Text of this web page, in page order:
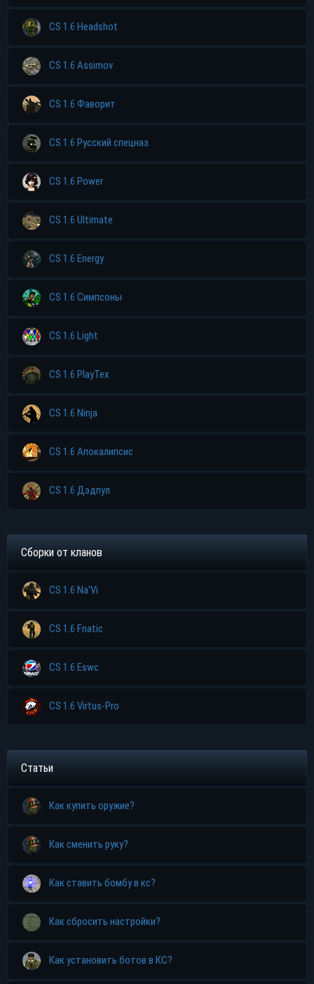
CS 1.6 Headshot
CS 1.6 Assimov
CS 1.6 Фаворит
CS 1.6 Русский спецназ
CS 1.6 Power
CS 1.6 Ultimate
CS 1.6 Energy
CS 1.6 Симпсоны
CS 1.6 Light
CS 1.6 PlayTex
CS 1.6 Ninja
CS 1.6 Апокалипсис
CS 1.6 Дэдпул
Сборки от кланов
CS 1.6 Na'Vi
CS 1.6 Fnatic
CS 1.6 Eswc
CS 1.6 Virtus-Pro
Статьи
Как купить оружие?
Как сменить руку?
Как ставить бомбу в кс?
Как сбросить настройки?
Как установить ботов в КС?